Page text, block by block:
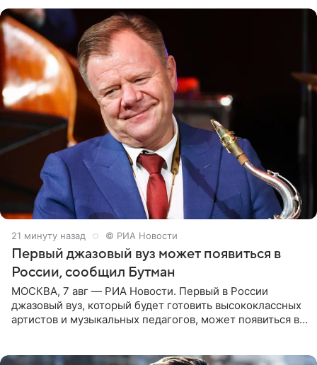
21 минуту назад © РИА Новости
Первый джазовый вуз может появиться в
России, сообщил Бутман
МОСКВА, 7 авг — РИА Новости. Первый в России
джазовый вуз, который будет готовить высококлассных
артистов и музыкальных педагогов, может появиться в